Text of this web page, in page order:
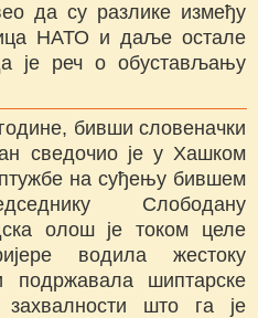
да су разлике између
НАТО и даље остале
је реч о обустављању
бивши словеначки
сведочио је у Хашком
на суђењу бившем
Слободану
олош је током целе
водила жестоку
подржавала шиптарске
што га је